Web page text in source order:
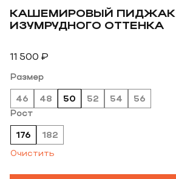
КАШЕМИРОВЫЙ ПИДЖАК
ИЗУМРУДНОГО ОТТЕНКА
11 500 ₽
Размер
46 48 50 52 54
56
Рост
176
182
Очистить